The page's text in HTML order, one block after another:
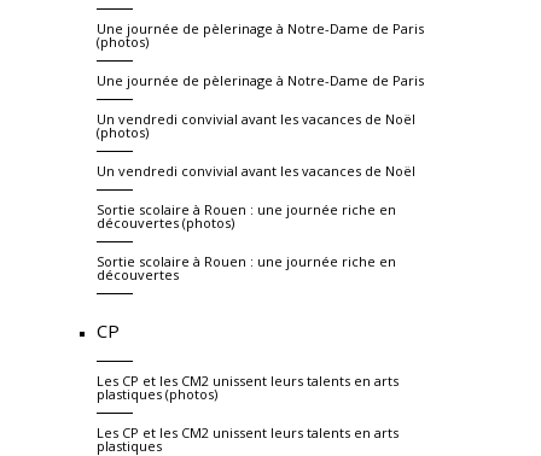
Une journée de pèlerinage à Notre-Dame de Paris
(photos)
Une journée de pèlerinage à Notre-Dame de Paris
Un vendredi convivial avant les vacances de Noël
(photos)
Un vendredi convivial avant les vacances de Noël
Sortie scolaire à Rouen : une journée riche en
découvertes (photos)
Sortie scolaire à Rouen : une journée riche en
découvertes
CP
Les CP et les CM2 unissent leurs talents en arts
plastiques (photos)
Les CP et les CM2 unissent leurs talents en arts
plastiques